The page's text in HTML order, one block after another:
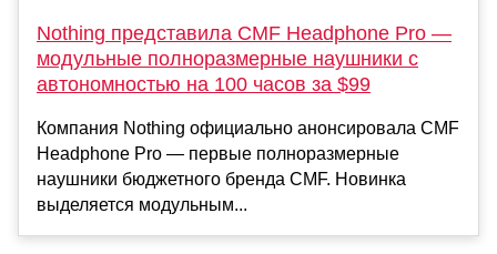
Nothing представила CMF Headphone Pro —
модульные полноразмерные наушники с
автономностью на 100 часов за $99
Компания Nothing официально анонсировала CMF
Headphone Pro — первые полноразмерные
наушники бюджетного бренда CMF. Новинка
выделяется модульным...